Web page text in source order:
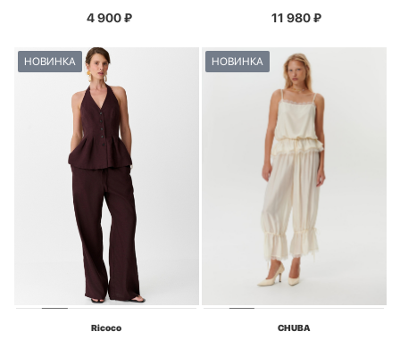
4 900₽ 11 980₽
НОВИНКА
Ricoco
НОВИНКА
CHUBA